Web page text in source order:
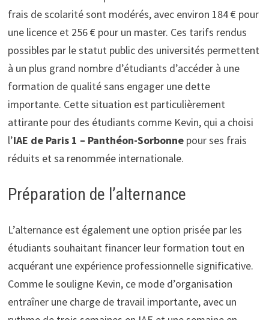
frais de scolarité sont modérés, avec environ 184 € pour
une licence et 256 € pour un master. Ces tarifs rendus
possibles par le statut public des universités permettent
à un plus grand nombre d’étudiants d’accéder à une
formation de qualité sans engager une dette
importante. Cette situation est particulièrement
attirante pour des étudiants comme Kevin, qui a choisi
l’IAE de Paris 1 – Panthéon-Sorbonnepour ses frais
réduits et sa renommée internationale.
Préparation de l’alternance
L’alternance est également une option prisée par les
étudiants souhaitant financer leur formation tout en
acquérant une expérience professionnelle significative.
Comme le souligne Kevin, ce mode d’organisation
entraîner une charge de travail importante, avec un